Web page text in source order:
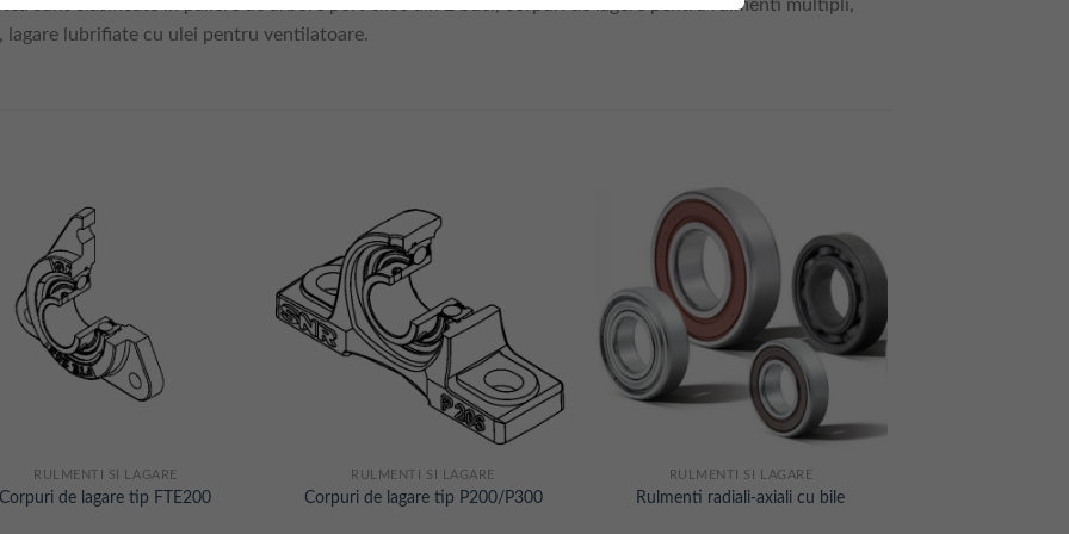
sunt clasificate in paliere de arbore port elice din 2 buc., corpuri de lagere pentru rulmenti multipli,
lagare lubrifiate cu ulei pentru ventilatoare.
RULMENTI SI LAGARE
Corpuri de lagare tip FTE200
RULMENTI SI LAGARE
Corpuri de lagare tip P200/P300
RULMENTI SI LAGARE
Rulmenti radiali-axiali cu bile